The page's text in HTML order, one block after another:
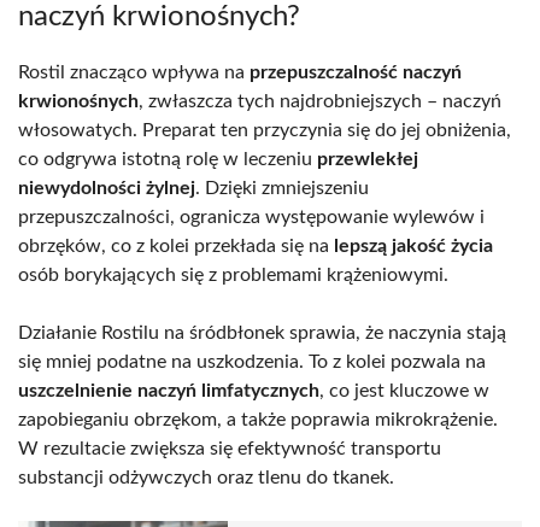
naczyń krwionośnych?
Rostil znacząco wpływa na przepuszczalność naczyń
krwionośnych, zwłaszcza tych najdrobniejszych – naczyń
włosowatych. Preparat ten przyczynia się do jej obniżenia,
co odgrywa istotną rolę w leczeniu przewlekłej
niewydolności żylnej. Dzięki zmniejszeniu
przepuszczalności, ogranicza występowanie wylewów i
obrzęków, co z kolei przekłada się na lepszą jakość życia
osób borykających się z problemami krążeniowymi.
Działanie Rostilu na śródbłonek sprawia, że naczynia stają
się mniej podatne na uszkodzenia. To z kolei pozwala na
uszczelnienie naczyń limfatycznych, co jest kluczowe w
zapobieganiu obrzękom, a także poprawia mikrokrążenie.
W rezultacie zwiększa się efektywność transportu
substancji odżywczych oraz tlenu do tkanek.